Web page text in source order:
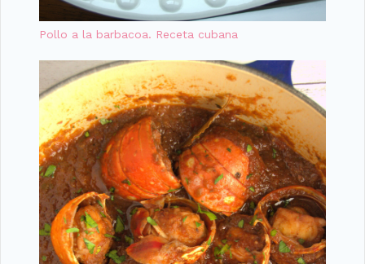
Pollo a la barbacoa. Receta cubana